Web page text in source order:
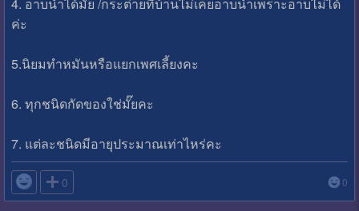
ค่ะ
5.นิยมทำหมันหรือแยกเพศเลี้ยงคะ
6. ทุกชนิดกัดของใช่มั๊ยคะ
7. แต่ละชนิดมีอายุประมาณเท่าไหร่คะ
 0 0